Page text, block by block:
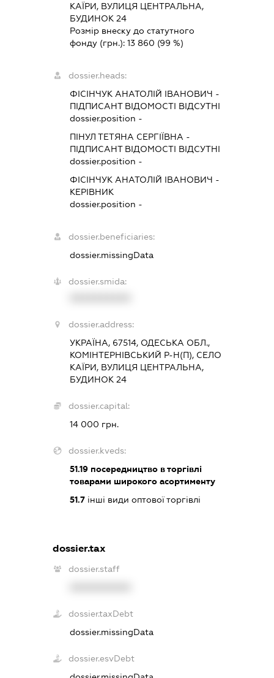
КАЇРИ, ВУЛИЦЯ ЦЕНТРАЛЬНА,
БУДИНОК 24
Розмір внеску до статутного
фонду (грн.): 13 860 (99 %)
dossier.heads:
ФІСІНЧУК АНАТОЛІЙ ІВАНОВИЧ -
ПІДПИСАНТВІДОМОСТІ ВІДСУТНІ
dossier.position -
ПІНУЛ ТЕТЯНА СЕРГІЇВНА -
ПІДПИСАНТВІДОМОСТІ ВІДСУТНІ
dossier.position -
ФІСІНЧУК АНАТОЛІЙ ІВАНОВИЧ -
КЕРІВНИК
dossier.position -
dossier.beneficiaries:
dossier.missingData
dossier.smida:
dossier.address:
УКРАЇНА, 67514, ОДЕСЬКА ОБЛ.,
КОМІНТЕРНІВСЬКИЙ Р-Н(П), СЕЛО
КАЇРИ, ВУЛИЦЯ ЦЕНТРАЛЬНА,
БУДИНОК 24
dossier.capital:
14 000 грн.
dossier.kveds:
51.19посередництво в торгівлі
товарами широкого асортименту
51.7інші види оптової торгівлі
dossier.tax
dossier.staff
dossier.taxDebt
dossier.missingData
dossier.esvDebt